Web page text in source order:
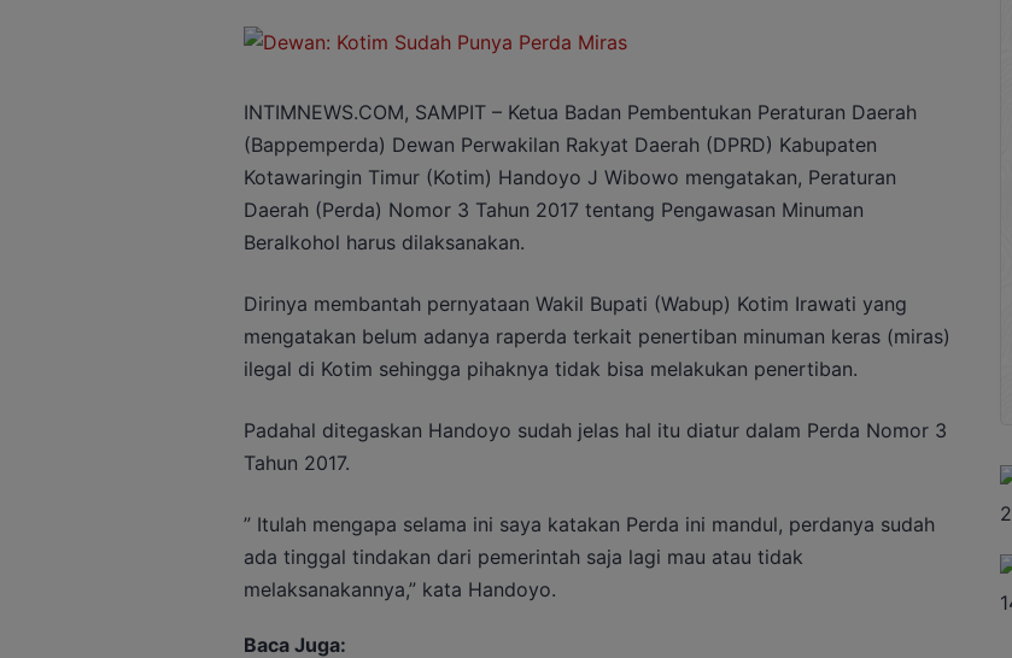
INTIMNEWS.COM, SAMPIT – Ketua Badan Pembentukan Peraturan Daerah
(Bappemperda) Dewan Perwakilan Rakyat Daerah (DPRD) Kabupaten
Kotawaringin Timur (Kotim) Handoyo J Wibowo mengatakan, Peraturan
Daerah (Perda) Nomor 3 Tahun 2017 tentang Pengawasan Minuman
Beralkohol harus dilaksanakan.
Dirinya membantah pernyataan Wakil Bupati (Wabup) Kotim Irawati yang
mengatakan belum adanya raperda terkait penertiban minuman keras (miras)
ilegal di Kotim sehingga pihaknya tidak bisa melakukan penertiban.
Padahal ditegaskan Handoyo sudah jelas hal itu diatur dalam Perda Nomor 3
Tahun 2017.
” Itulah mengapa selama ini saya katakan Perda ini mandul, perdanya sudah
ada tinggal tindakan dari pemerintah saja lagi mau atau tidak
melaksanakannya,” kata Handoyo.
Baca Juga: